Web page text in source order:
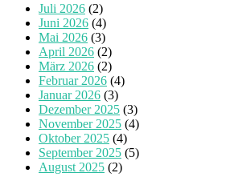
Juli 2026 (2)
Juni 2026 (4)
Mai 2026 (3)
April 2026 (2)
März 2026 (2)
Februar 2026 (4)
Januar 2026 (3)
Dezember 2025 (3)
November 2025 (4)
Oktober 2025 (4)
September 2025 (5)
August 2025 (2)